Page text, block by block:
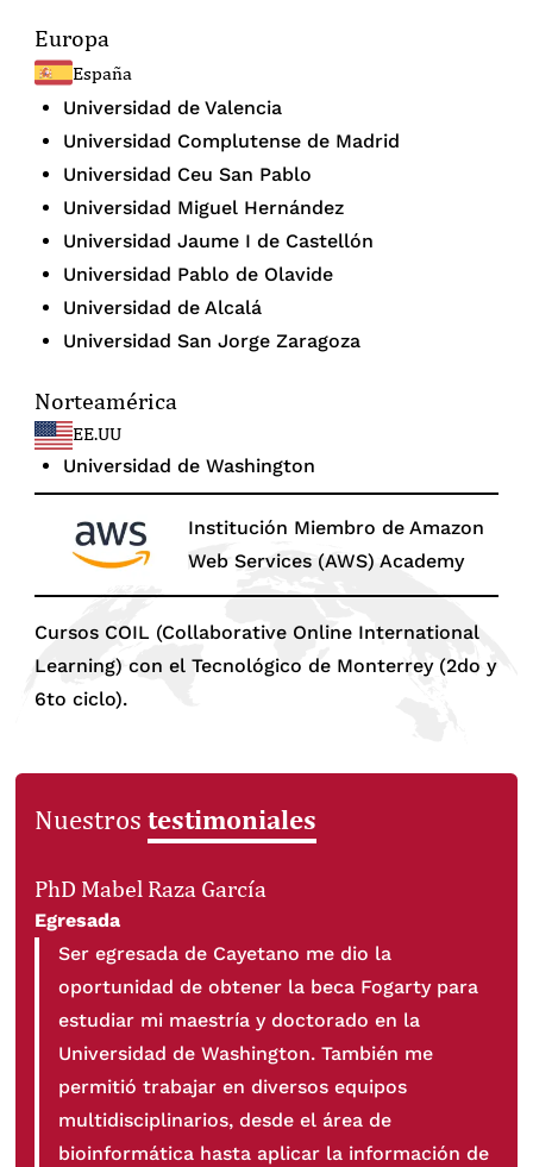
Europa
España
Universidad de Valencia
Universidad Complutense de Madrid
Universidad Ceu San Pablo
Universidad Miguel Hernández
Universidad Jaume I de Castellón
Universidad Pablo de Olavide
Universidad de Alcalá
Universidad San Jorge Zaragoza
Norteamérica
EE.UU
Universidad de Washington
Institución Miembro de Amazon
Web Services (AWS) Academy
Cursos COIL (Collaborative Online International
Learning) con el Tecnológico de Monterrey (2do y
6to ciclo).
Nuestrostestimoniales
PhD Mabel Raza García
Egresada
Ser egresada de Cayetano me dio la
oportunidad de obtener la beca Fogarty para
estudiar mi maestría y doctorado en la
Universidad de Washington. También me
permitió trabajar en diversos equipos
multidisciplinarios, desde el área de
bioinformática hasta aplicar la información de